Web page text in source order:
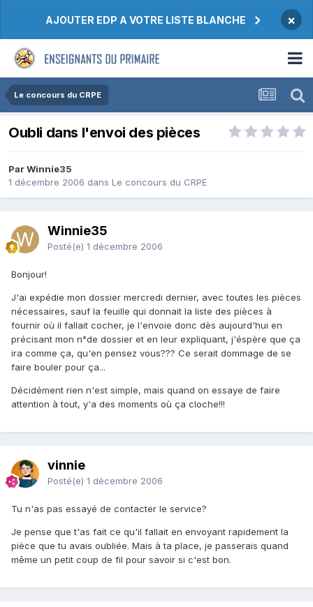
AJOUTER EDP A VOTRE LISTE BLANCHE ×
Le concours du CRPE
Oubli dans l'envoi des pièces
Par Winnie35
1 décembre 2006 dans Le concours du CRPE
Winnie35
Posté(e) 1 décembre 2006
Bonjour!
J'ai expédie mon dossier mercredi dernier, avec toutes les pièces
nécessaires, sauf la feuille qui donnait la liste des pièces à
fournir où il fallait cocher, je l'envoie donc dès aujourd'hui en
précisant mon n°de dossier et en leur expliquant, j'éspère que ça
ira comme ça, qu'en pensez vous??? Ce serait dommage de se
faire bouler pour ça...
Décidément rien n'est simple, mais quand on essaye de faire
attention à tout, y'a des moments où ça cloche!!!
vinnie
Posté(e) 1 décembre 2006
Tu n'as pas essayé de contacter le service?
Je pense que t'as fait ce qu'il fallait en envoyant rapidement la
pièce que tu avais oubliée. Mais à ta place, je passerais quand
même un petit coup de fil pour savoir si c'est bon.